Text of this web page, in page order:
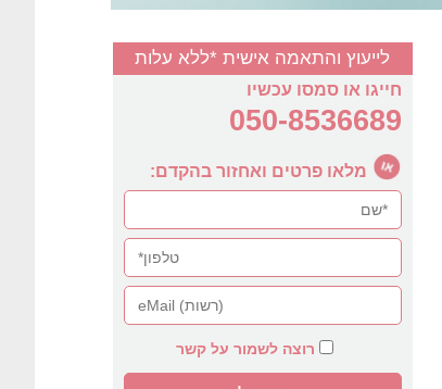
לייעוץ והתאמה אישית *ללא עלות
חייגו או סמסו עכשיו
050-8536689
מלאו פרטים ואחזור בהקדם:
רוצה לשמור על קשר